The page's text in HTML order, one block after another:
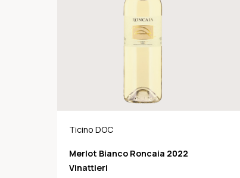
Ticino DOC
Merlot Bianco Roncaia 2022
Vinattieri